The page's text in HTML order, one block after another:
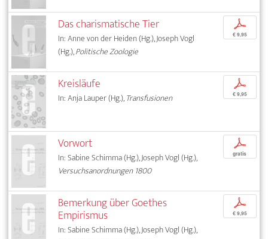
Das charismatische Tier
In: Anne von der Heiden (Hg.), Joseph Vogl
(Hg.),Politische Zoologie
p
€ 9,95
Kreisläufe
In: Anja Lauper (Hg.),Transfusionen
p
€ 9,95
Vorwort
In: Sabine Schimma (Hg.), Joseph Vogl (Hg.),
Versuchsanordnungen 1800
p
gratis
Bemerkung über Goethes
Empirismus
In: Sabine Schimma (Hg.), Joseph Vogl (Hg.),
p
€ 9,95